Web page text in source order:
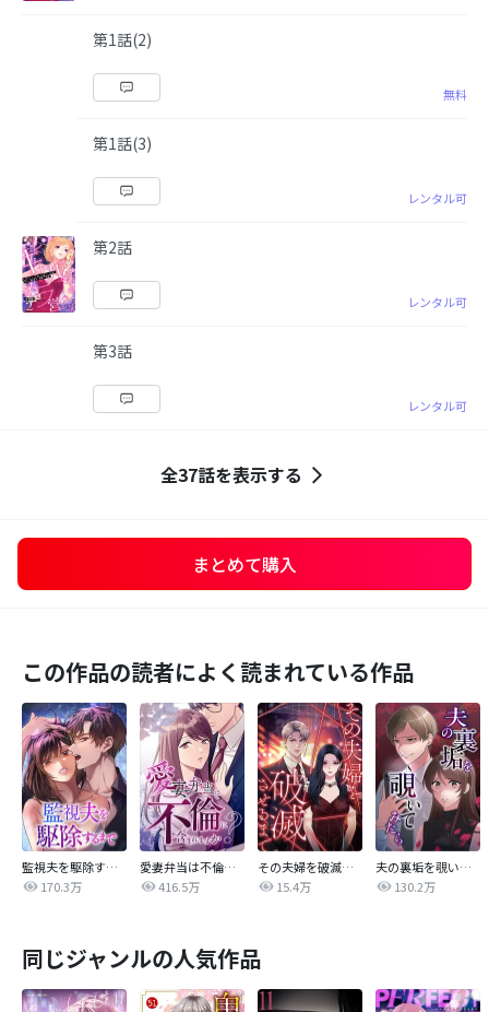
第1話(2)
無料
第1話(3)
レンタル可
第2話
レンタル可
第3話
レンタル可
全37話を表示する
まとめて購入
この作品の読者によく読まれている作品
監視夫を駆除するまで
170.3万
愛妻弁当は不倫に含まれますか？
416.5万
その夫婦を破滅させるまで
15.4万
夫の裏垢を覗いてみたら
130.2万
同じジャンルの人気作品